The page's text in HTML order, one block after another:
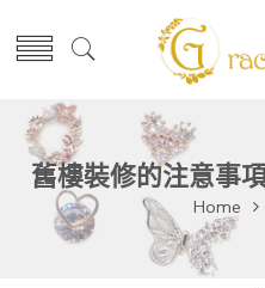
舊樓裝修的注意事
Home